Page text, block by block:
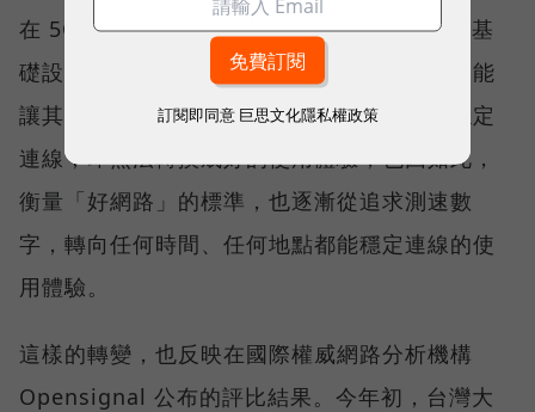
在 5G 成為工作、娛樂、生活不可或缺的數位基
礎設施後，消費者發現，再快的網速，如果不能
讓其在人潮聚集、高速移動或室內空間維持穩定
連線，即無法轉換成好的使用體驗，也因如此，
衡量「好網路」的標準，也逐漸從追求測速數
字，轉向任何時間、任何地點都能穩定連線的使
用體驗。
這樣的轉變，也反映在國際權威網路分析機構
Opensignal 公布的評比結果。今年初，台灣大
訂閱即同意 巨思文化隱私權政策